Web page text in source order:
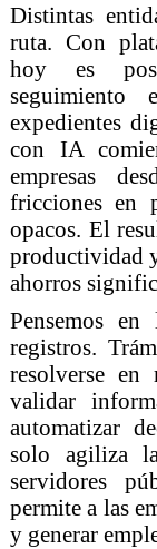
Distintas
ruta. Con
hoy es
expedientes
con IA
empresas
fricciones en
opacos. El
productividad
ahorros
Pensemos
registros.
resolverse en
validar
automatizar
solo agiliza
servidores
permite a las
y generar